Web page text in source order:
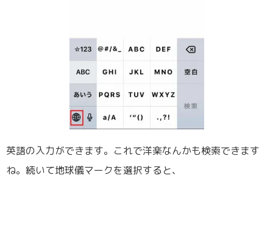
英語の入力ができます。これで洋楽なんかも検索できます
ね。続いて地球儀マークを選択すると、